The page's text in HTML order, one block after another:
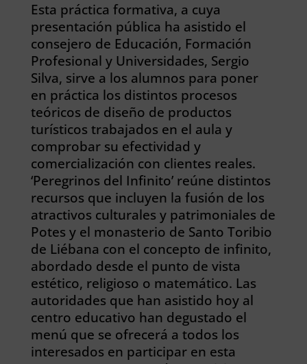
Esta práctica formativa, a cuya
presentación pública ha asistido el
consejero de Educación, Formación
Profesional y Universidades, Sergio
Silva, sirve a los alumnos para poner
en práctica los distintos procesos
teóricos de diseño de productos
turísticos trabajados en el aula y
comprobar su efectividad y
comercialización con clientes reales.
‘Peregrinos del Infinito’ reúne distintos
recursos que incluyen la fusión de los
atractivos culturales y patrimoniales de
Potes y el monasterio de Santo Toribio
de Liébana con el concepto de infinito,
abordado desde el punto de vista
estético, religioso o matemático. Las
autoridades que han asistido hoy al
centro educativo han degustado el
menú que se ofrecerá a todos los
interesados en participar en esta